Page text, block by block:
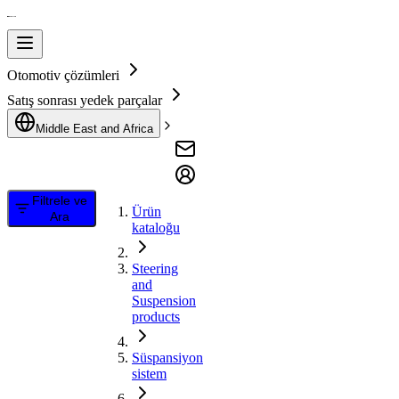
Otomotiv çözümleri
Satış sonrası yedek parçalar
Middle East and Africa
Filtrele ve
Ara
Ürün
kataloğu
Steering
and
Suspension
products
Süspansiyon
sistem